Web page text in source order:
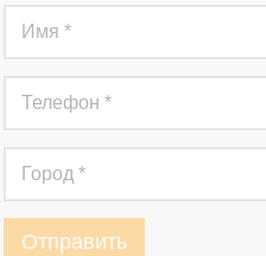
Отправить